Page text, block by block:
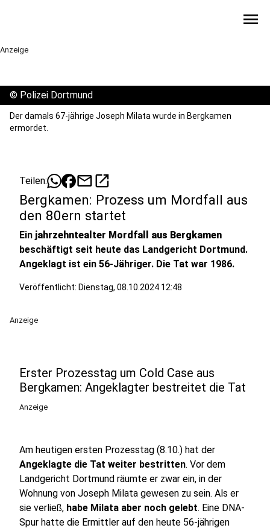
menu
Anzeige
© Polizei Dortmund
Der damals 67-jährige Joseph Milata wurde in Bergkamen
ermordet.
Teilen: mailopen_in_new
Bergkamen: Prozess um Mordfall aus
den 80ern startet
Ein jahrzehntealter Mordfall aus Bergkamen
beschäftigt seit heute das Landgericht Dortmund.
Angeklagt ist ein 56-Jähriger. Die Tat war 1986.
Veröffentlicht: Dienstag, 08.10.2024 12:48
Anzeige
Erster Prozesstag um Cold Case aus
Bergkamen: Angeklagter bestreitet die Tat
Anzeige
Am heutigen ersten Prozesstag (8.10.) hat der
Angeklagte die Tat weiter bestritten. Vor dem
Landgericht Dortmund räumte er zwar ein, in der
Wohnung von Joseph Milata gewesen zu sein. Als er
sie verließ, habe Milata aber noch gelebt. Eine DNA-
Spur hatte die Ermittler auf den heute 56-jährigen